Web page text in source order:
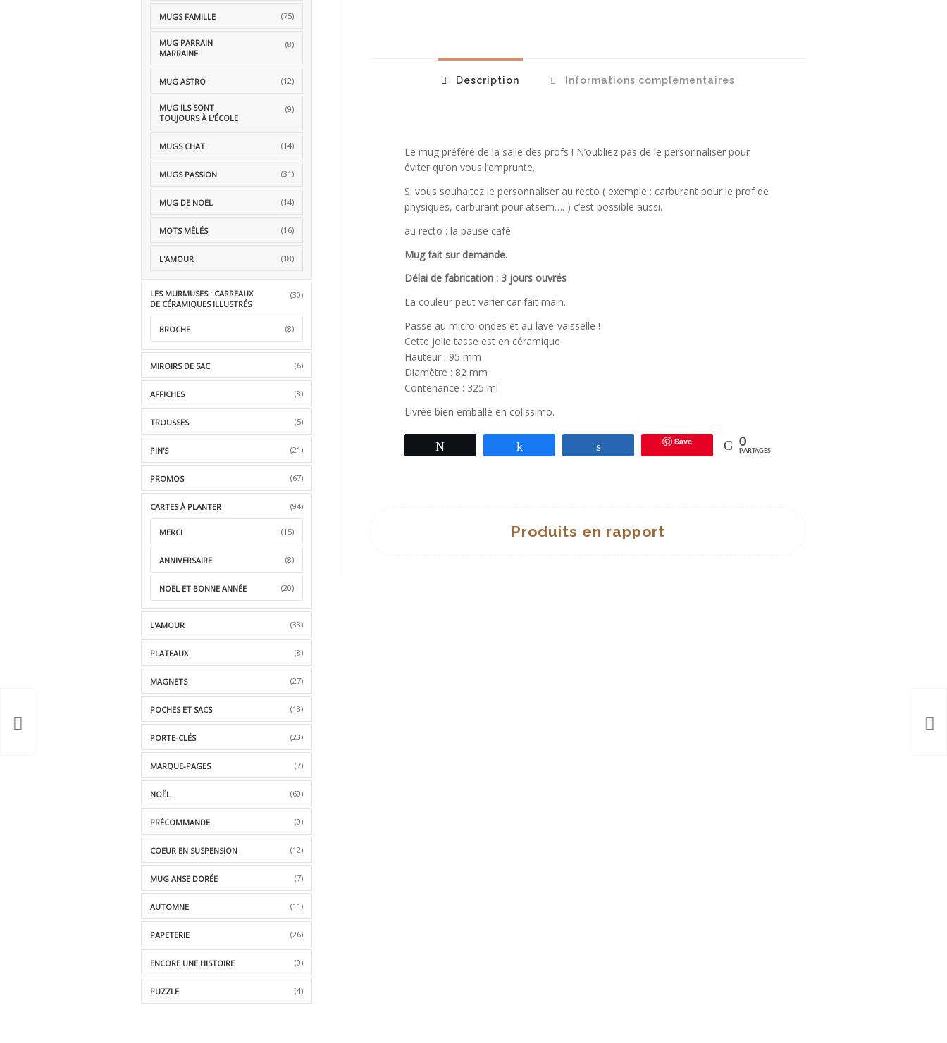
Description Informations complémentaires
Le mug préféré de la salle des profs ! N’oubliez pas de le personnaliser pour
éviter qu’on vous l’emprunte.
Si vous souhaitez le personnaliser au recto ( exemple : carburant pour le prof de
physiques, carburant pour atsem…. ) c’est possible aussi.
au recto : la pause café
Mug fait sur demande.
Délai de fabrication : 3 jours ouvrés
La couleur peut varier car fait main.
Passe au micro-ondes et au lave-vaisselle !
Cette jolie tasse est en céramique
Hauteur : 95 mm
Diamètre : 82 mm
Contenance : 325 ml
Livrée bien emballé en colissimo.
Save 0
PARTAGES
Produits en rapport
MUGS FAMILLE (75)
MUG PARRAIN
MARRAINE
(8)
MUG ASTRO (12)
MUG ILS SONT
TOUJOURS À L'ÉCOLE
(9)
MUGS CHAT (14)
MUGS PASSION (31)
MUG DE NOËL (14)
MOTS MÊLÉS (16)
L'AMOUR (18)
LES MURMUSES : CARREAUX
DE CÉRAMIQUES ILLUSTRÉS
(30)
BROCHE (8)
MIROIRS DE SAC (6)
AFFICHES (8)
TROUSSES (5)
PIN'S (21)
PROMOS (67)
CARTES À PLANTER (94)
MERCI (15)
ANNIVERSAIRE (8)
NOËL ET BONNE ANNÉE (20)
L'AMOUR (33)
PLATEAUX (8)
MAGNETS (27)
POCHES ET SACS (13)
PORTE-CLÉS (23)
MARQUE-PAGES (7)
NOËL (60)
PRÉCOMMANDE (0)
COEUR EN SUSPENSION (12)
MUG ANSE DORÉE (7)
AUTOMNE (11)
PAPETERIE (26)
ENCORE UNE HISTOIRE (0)
PUZZLE (4)